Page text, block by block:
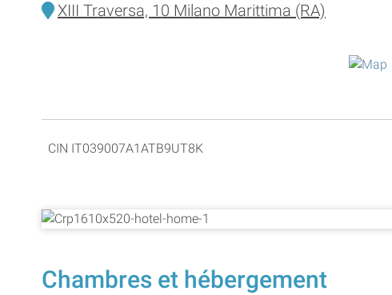
XIII Traversa, 10 Milano Marittima (RA)
CIN IT039007A1ATB9UT8K
Chambres et hébergement